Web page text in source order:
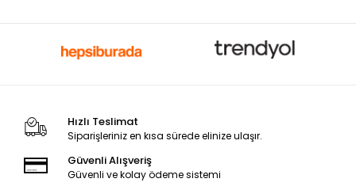
Hızlı Teslimat
Siparişleriniz en kısa sürede elinize ulaşır.
Güvenli Alışveriş
Güvenli ve kolay ödeme sistemi